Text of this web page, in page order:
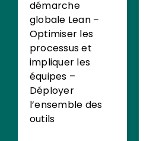
démarche
globale Lean –
Optimiser les
processus et
impliquer les
équipes –
Déployer
l’ensemble des
outils